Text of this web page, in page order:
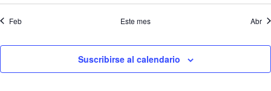
Feb Este mes Abr
Suscribirse al calendario